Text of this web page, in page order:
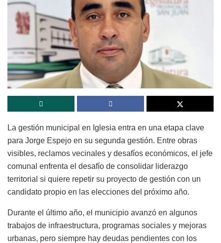
La gestión municipal en Iglesia entra en una etapa clave
para Jorge Espejo en su segunda gestión. Entre obras
visibles, reclamos vecinales y desafíos económicos, el jefe
comunal enfrenta el desafío de consolidar liderazgo
territorial si quiere repetir su proyecto de gestión con un
candidato propio en las elecciones del próximo año.
Durante el último año, el municipio avanzó en algunos
trabajos de infraestructura, programas sociales y mejoras
urbanas, pero siempre hay deudas pendientes con los